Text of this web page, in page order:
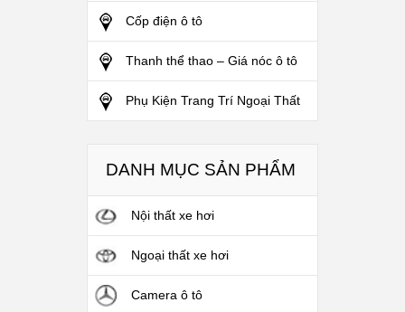
Cốp điện ô tô
Thanh thể thao – Giá nóc ô tô
Phụ Kiện Trang Trí Ngoại Thất
DANH MỤC SẢN PHẨM
Nội thất xe hơi
Ngoại thất xe hơi
Camera ô tô